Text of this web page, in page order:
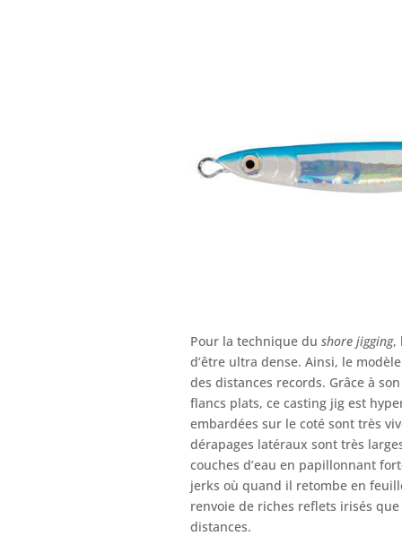
Pour la technique du shore jigging,
d’être ultra dense. Ainsi, le
des distances records. Grâce à
flancs plats, ce casting jig est
embardées sur le coté sont très
dérapages latéraux sont très
couches d’eau en papillonnant
jerks où quand il retombe en
renvoie de riches reflets irisés
distances.